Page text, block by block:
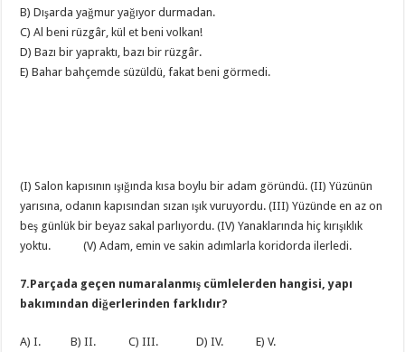
B) Dışarda yağmur yağıyor durmadan.
C) Al beni rüzgâr, kül et beni volkan!
D) Bazı bir yapraktı, bazı bir rüzgâr.
E) Bahar bahçemde süzüldü, fakat beni görmedi.
(I) Salon kapısının ışığında kısa boylu bir adam göründü. (II) Yüzünün
yarısına, odanın kapısından sızan ışık vuruyordu. (III) Yüzünde en az on
beş günlük bir beyaz sakal parlıyordu. (IV) Yanaklarında hiç kırışıklık
yoktu. (V) Adam, emin ve sakin adımlarla koridorda ilerledi.
7.Parçada geçen numaralanmış cümlelerden hangisi, yapı
bakımından diğerlerinden farklıdır?
A) I. B) II. C) III. D) IV. E) V.